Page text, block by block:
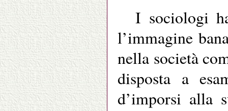
I sociologi
l’immagine
nella società
disposta a
d’imporsi alla